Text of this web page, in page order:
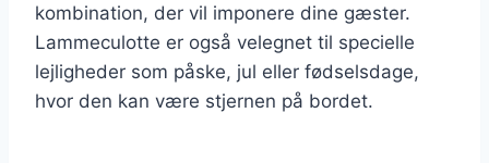
kombination, der vil imponere dine gæster.
Lammeculotte er også velegnet til specielle
lejligheder som påske, jul eller fødselsdage,
hvor den kan være stjernen på bordet.